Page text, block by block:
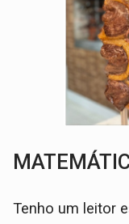
Tenho um leitor